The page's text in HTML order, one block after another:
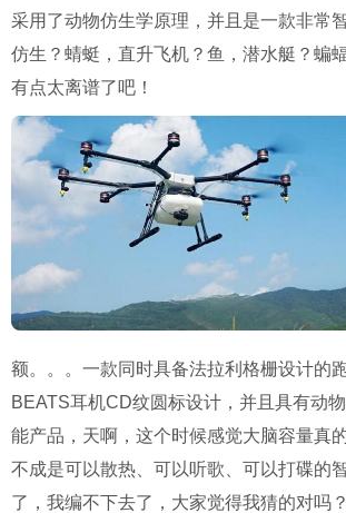
采用了动物仿生学原理，并且是一款非常
仿生？蜻蜓，直升飞机？鱼，潜水艇？蝙
有点太离谱了吧！
额。。。一款同时具备法拉利格栅设计的
BEATS耳机CD纹圆标设计，并且具有动
能产品，天啊，这个时候感觉大脑容量真
不成是可以散热、可以听歌、可以打碟的
了，我编不下去了，大家觉得我猜的对吗